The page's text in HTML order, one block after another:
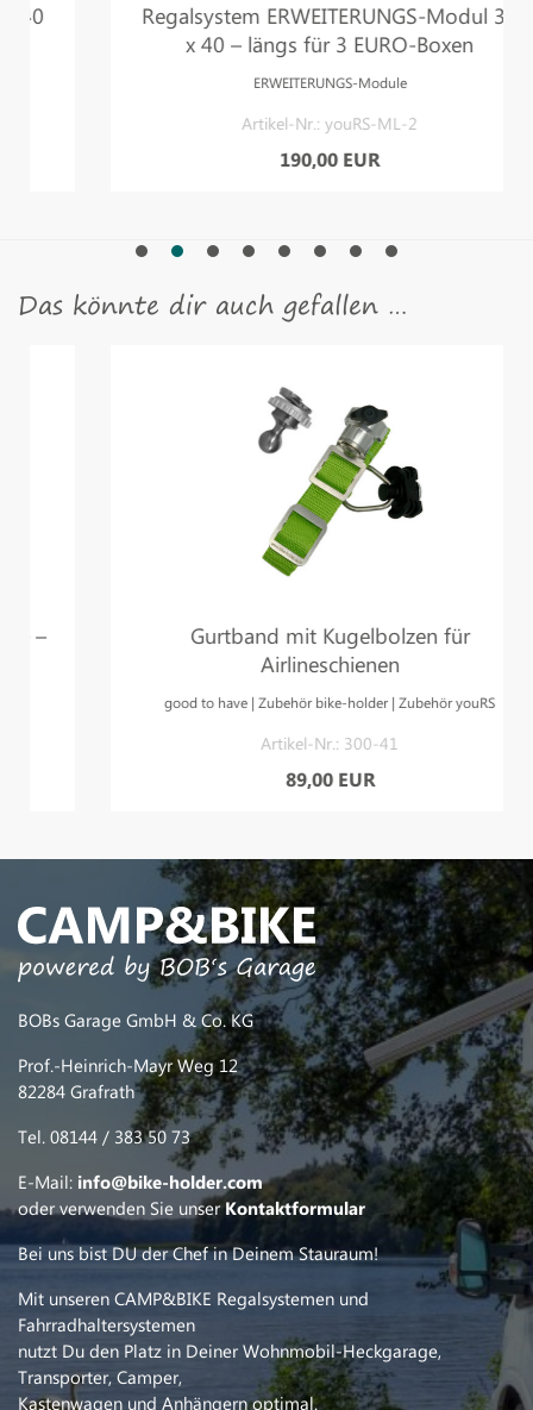
Regalsystem ERWEITERUNGS-Modul 30
x 40 – längs für 3 EURO-Boxen
ERWEITERUNGS-Module
Artikel-Nr.: youRS-ML-2
190,00 EUR
Das könnte dir auch gefallen …
Gurtband mit Kugelbolzen für
Airlineschienen
good to have | Zubehör bike-holder | Zubehör youRS
Artikel-Nr.: 300-41
89,00 EUR
BOBs Garage GmbH & Co. KG
Prof.-Heinrich-Mayr Weg 12
82284 Grafrath
Tel. 08144 / 383 50 73
E-Mail: info@bike-holder.com
oder verwenden Sie unserKontaktformular
Bei uns bist DU der Chef in Deinem Stauraum!
Mit unseren CAMP&BIKE Regalsystemen und
Fahrradhaltersystemen
nutzt Du den Platz in Deiner Wohnmobil-Heckgarage,
Transporter, Camper,
Kastenwagen und Anhängern optimal.